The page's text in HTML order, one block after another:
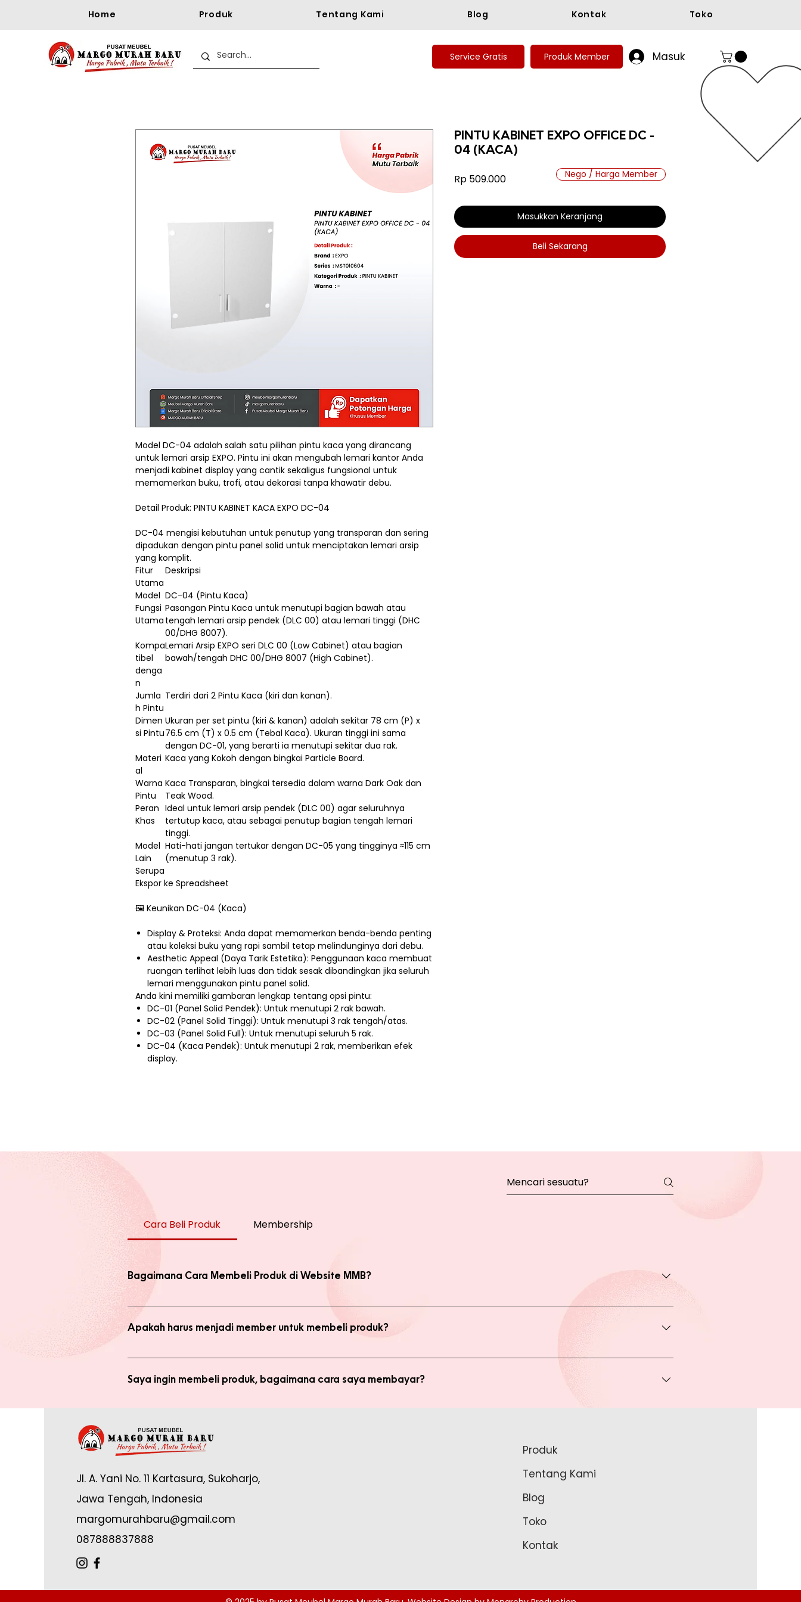
Home Produk Tentang Kami Blog Kontak Toko
Service Gratis Produk Member Masuk
Model DC-04 adalah salah satu pilihan pintu kaca yang dirancang
untuk lemari arsip EXPO. Pintu ini akan mengubah lemari kantor Anda
menjadi kabinet display yang cantik sekaligus fungsional untuk
memamerkan buku, trofi, atau dekorasi tanpa khawatir debu.
Detail Produk: PINTU KABINET KACA EXPO DC-04
DC-04 mengisi kebutuhan untuk penutup yang transparan dan sering
dipadukan dengan pintu panel solid untuk menciptakan lemari arsip
yang komplit.
Fitur
Utama
Deskripsi
Model DC-04 (Pintu Kaca)
Fungsi
Utama
Pasangan Pintu Kaca untuk menutupi bagian bawah atau
tengah lemari arsip pendek (DLC 00) atau lemari tinggi (DHC
00/DHG 8007).
Kompa
tibel
denga
n
Lemari Arsip EXPO seri DLC 00 (Low Cabinet) atau bagian
bawah/tengah DHC 00/DHG 8007 (High Cabinet).
Jumla
h Pintu
Terdiri dari 2 Pintu Kaca (kiri dan kanan).
Dimen
si Pintu
Ukuran per set pintu (kiri & kanan) adalah sekitar 78 cm (P) x
76.5 cm (T) x 0.5 cm (Tebal Kaca). Ukuran tinggi ini sama
dengan DC-01, yang berarti ia menutupi sekitar dua rak.
Materi
al
Kaca yang Kokoh dengan bingkai Particle Board.
Warna
Pintu
Kaca Transparan, bingkai tersedia dalam warna Dark Oak dan
Teak Wood.
Peran
Khas
Ideal untuk lemari arsip pendek (DLC 00) agar seluruhnya
tertutup kaca, atau sebagai penutup bagian tengah lemari
tinggi.
Model
Lain
Serupa
Hati-hati jangan tertukar dengan DC-05 yang tingginya ≈115 cm
(menutup 3 rak).
Ekspor ke Spreadsheet
🖼️ Keunikan DC-04 (Kaca)
Display & Proteksi: Anda dapat memamerkan benda-benda penting
atau koleksi buku yang rapi sambil tetap melindunginya dari debu.
Aesthetic Appeal (Daya Tarik Estetika): Penggunaan kaca membuat
ruangan terlihat lebih luas dan tidak sesak dibandingkan jika seluruh
lemari menggunakan pintu panel solid.
Anda kini memiliki gambaran lengkap tentang opsi pintu:
DC-01 (Panel Solid Pendek): Untuk menutupi 2 rak bawah.
DC-02 (Panel Solid Tinggi): Untuk menutupi 3 rak tengah/atas.
DC-03 (Panel Solid Full): Untuk menutupi seluruh 5 rak.
DC-04 (Kaca Pendek): Untuk menutupi 2 rak, memberikan efek
display.
PINTU KABINET EXPO OFFICE DC -
04 (KACA)
Rp 509.000Harga
Masukkan Keranjang
Beli Sekarang
Nego / Harga Member
Cara Beli Produk Membership
Bagaimana Cara Membeli Produk di Website MMB?
Ada 2 jenis produk yang ada di website, yaitu produk Member dan Non Member. Anda bisa melakukan transaksi pada halaman Produk
Apakah harus menjadi member untuk membeli produk?
Anda tidak perlu bergabung menjadi member untuk membeli produk MMB. Tetapi ada keuntungan yang bisa Anda dapatkan apabila
Saya ingin membeli produk, bagaimana cara saya membayar?
yang tertulis dan konfirmasikan kepada Admin.
Saya sudah jadi member tapi tidak bisa login ke Produk Member, apa yang harus saya lakukan?
Admin di: https://wa.me/6287888837888 Tunggu waktu 24-48 jam untuk proses pembaruan data sebelum Anda memulai untuk transaksi
Jl. A. Yani No. 11 Kartasura, Sukoharjo,
Jawa Tengah, Indonesia
margomurahbaru@gmail.com
087888837888
Produk
Tentang Kami
Blog
Toko
Kontak